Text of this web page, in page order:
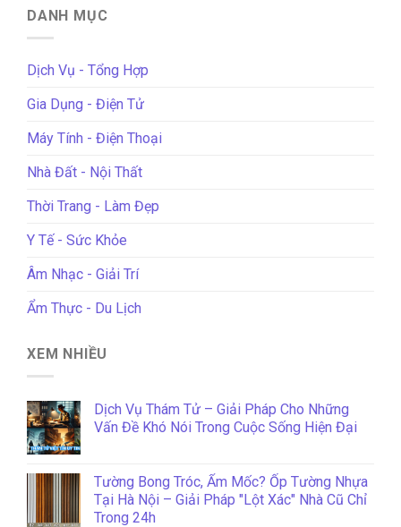
DANH MỤC
Dịch Vụ - Tổng Hợp
Gia Dụng - Điện Tử
Máy Tính - Điện Thoại
Nhà Đất - Nội Thất
Thời Trang - Làm Đẹp
Y Tế - Sức Khỏe
Âm Nhạc - Giải Trí
Ẩm Thực - Du Lịch
XEM NHIỀU
Dịch Vụ Thám Tử – Giải Pháp Cho Những
Vấn Đề Khó Nói Trong Cuộc Sống Hiện Đại
Tường Bong Tróc, Ẩm Mốc? Ốp Tường Nhựa
Tại Hà Nội – Giải Pháp "Lột Xác" Nhà Cũ Chỉ
Trong 24h